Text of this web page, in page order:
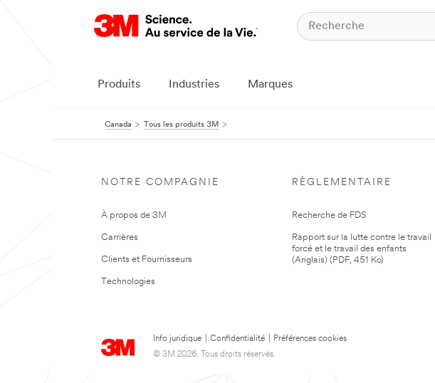
Produits Industries Marques
Canada Tous les produits 3M
NOTRE COMPAGNIE
À propos de 3M
Carrières
Clients et Fournisseurs
Technologies
RÈGLEMENTAIRE
Recherche de FDS
Rapport sur la lutte contre le travail
forcé et le travail des enfants
(Anglais) (PDF, 451 Ko)
Info juridique Confidentialité
Préférences cookies
© 3M 2026. Tous droits réservés.